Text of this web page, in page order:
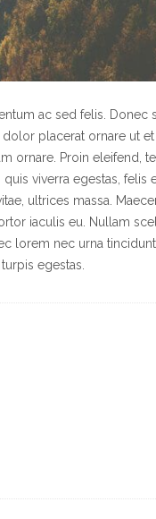
ac sed felis.
placerat ornare ut
ornare. Proin eleifend,
viverra egestas,
ultrices massa.
iaculis eu. Nullam
lorem nec urna
egestas.